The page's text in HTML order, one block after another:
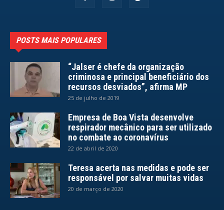
POSTS MAIS POPULARES
“Jalser é chefe da organização
criminosa e principal beneficiário dos
recursos desviados”, afirma MP
25 de julho de 2019
Empresa de Boa Vista desenvolve
respirador mecânico para ser utilizado
no combate ao coronavírus
22 de abril de 2020
Teresa acerta nas medidas e pode ser
responsável por salvar muitas vidas
20 de março de 2020